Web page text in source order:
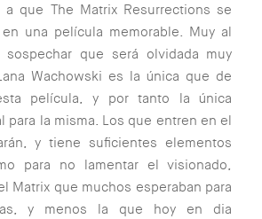
a que The Matrix Resurrections se
una película memorable. Muy al
que será olvidada muy
Wachowski es la única que de
película, y por tanto la única
para la misma. Los que entren en el
y tiene suficientes elementos
para no lamentar el visionado,
Matrix que muchos esperaban para
y menos la que hoy en dia